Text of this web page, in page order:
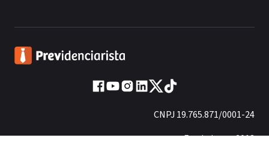
CNPJ 19.765.871/0001-24